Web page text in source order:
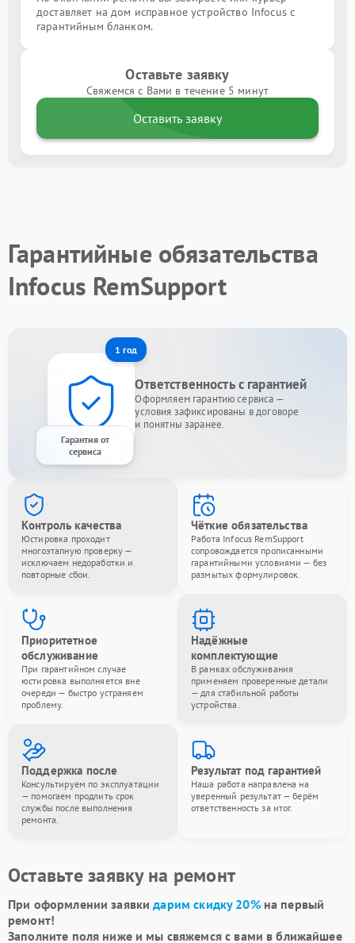
доставляет на дом исправное устройство Infocus с
гарантийным бланком.
Оставьте заявку
Свяжемся с Вами в течение 5 минут
Оставить заявку
Гарантийные обязательства
Infocus RemSupport
1 год
Гарантия от
сервиса
Ответственность с гарантией
Оформляем гарантию сервиса —
условия зафиксированы в договоре
и понятны заранее.
Контроль качества
Юстировка проходит
многоэтапную проверку —
исключаем недоработки и
повторные сбои.
Чёткие обязательства
Работа Infocus RemSupport
сопровождается прописанными
гарантийными условиями — без
размытых формулировок.
Приоритетное
обслуживание
При гарантийном случае
юстировка выполняется вне
очереди — быстро устраняем
проблему.
Надёжные
комплектующие
В рамках обслуживания
применяем проверенные детали
— для стабильной работы
устройства.
Поддержка после
Консультируем по эксплуатации
— помогаем продлить срок
службы после выполнения
ремонта.
Результат под гарантией
Наша работа направлена на
уверенный результат — берём
ответственность за итог.
Оставьте заявку на ремонт
При оформлении заявкидарим скидку 20%на первый
ремонт!
Заполните поля ниже и мы свяжемся с вами в ближайшее